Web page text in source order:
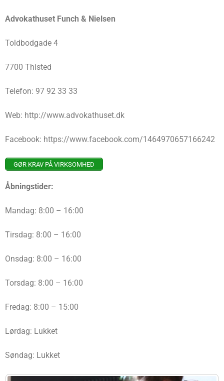
Advokathuset Funch & Nielsen
Toldbodgade 4
7700 Thisted
Telefon: 97 92 33 33
Web: http://www.advokathuset.dk
Facebook: https://www.facebook.com/1464970657166242
GØR KRAV PÅ VIRKSOMHED
Åbningstider:
Mandag: 8:00 – 16:00
Tirsdag: 8:00 – 16:00
Onsdag: 8:00 – 16:00
Torsdag: 8:00 – 16:00
Fredag: 8:00 – 15:00
Lørdag: Lukket
Søndag: Lukket